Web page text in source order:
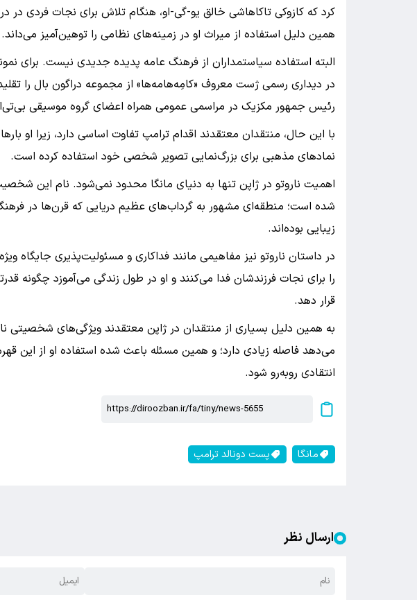
کرد که کازوکی تاکاهاشی خالق یو-گی-او، هنگام تلاش برای نجات فردی در
همین دلیل استفاده از میراث او در زمینه‌های نظامی را توهین‌آمیز می‌داند.
البته استفاده سیاستمداران از فرهنگ عامه پدیده جدیدی نیست. برای
در دیداری رسمی ژست معروف «کامِه‌ها‌مه‌ها» از مجموعه دراگون بال را
رئیس جمهور مکزیک در مراسمی عمومی همراه اعضای گروه موسیقی
با این حال، منتقدان معتقدند اقدام ترامپ تفاوت اساسی دارد، زیرا او
نمادهای مذهبی برای بزرگ‌نمایی تصویر شخصی خود استفاده کرده است.
اهمیت ناروتو در ژاپن تنها به دنیای مانگا محدود نمی‌شود. نام این
شده است؛ منطقه‌ای مشهور به گرداب‌های عظیم دریایی که قرن‌ها در
زیبایی بوده‌اند.
در داستان ناروتو نیز مفاهیمی مانند فداکاری و مسئولیت‌پذیری جایگاه
را برای نجات فرزندشان فدا می‌کنند و او در طول زندگی می‌آموزد چگونه
قرار دهد.
به همین دلیل بسیاری از منتقدان در ژاپن معتقدند ویژگی‌های شخصیتی
می‌دهد فاصله زیادی دارد؛ و همین مسئله باعث شده استفاده او از این
انتقادی روبه‌رو شود.
مانگا پست دونالد ترامپ
ارسال نظر